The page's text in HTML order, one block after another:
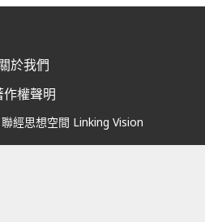
關於我們
作權聲明
經思想空間 Linking Vision